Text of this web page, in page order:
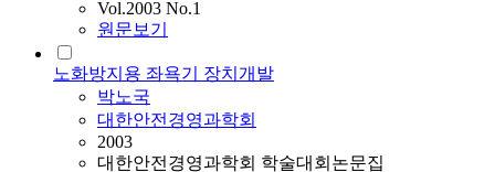
Vol.2003 No.1
원문보기
노화방지용 좌욕기 장치개발
박노국
대한안전경영과학회
2003
대한안전경영과학회 학술대회논문집